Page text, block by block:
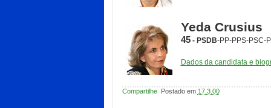
Yeda Crusius
45- PSDB-PP-PPS-PSC-
Dados da candidata e
Compartilhe Postado em 17.3.00